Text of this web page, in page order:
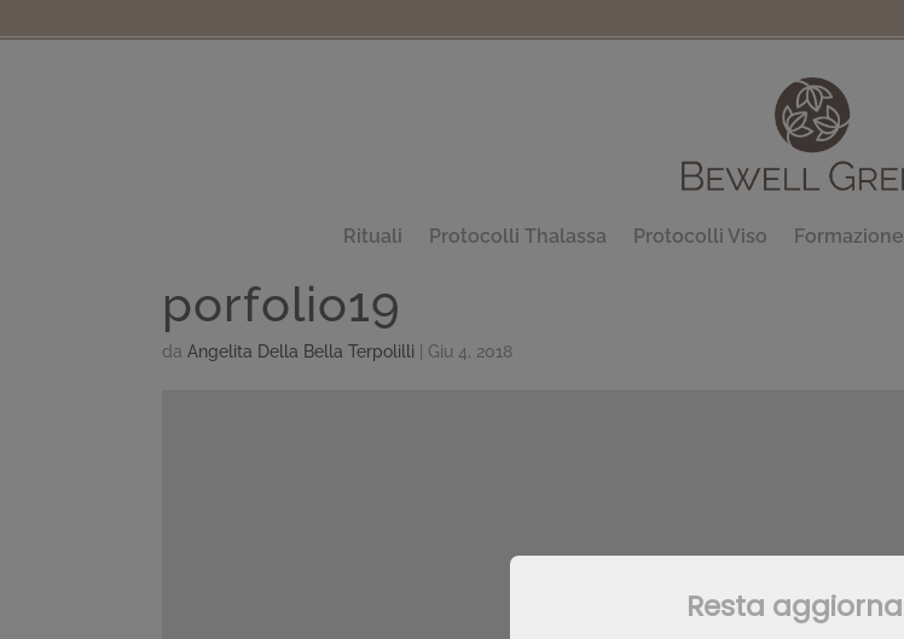
Rituali Protocolli Thalassa Protocolli Viso Formazione
porfolio19
daAngelita Della Bella Terpolilli Giu 4, 2018